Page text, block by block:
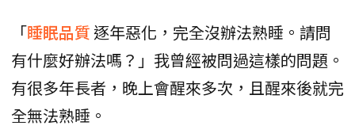
「睡眠品質逐年惡化，完全沒辦法熟睡。請問
有什麼好辦法嗎？」我曾經被問過這樣的問題。
有很多年長者，晚上會醒來多次，且醒來後就完
全無法熟睡。